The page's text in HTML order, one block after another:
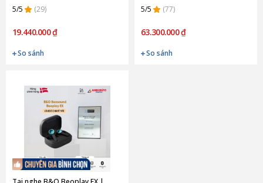
5/5
(29)
19.440.000 ₫
So sánh
5/5
(77)
63.300.000 ₫
So sánh